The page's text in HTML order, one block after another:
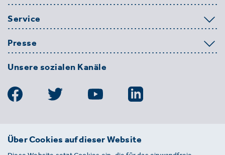
Service
Presse
Unsere sozialen Kanäle
BDE
Über Cookies auf dieser Website